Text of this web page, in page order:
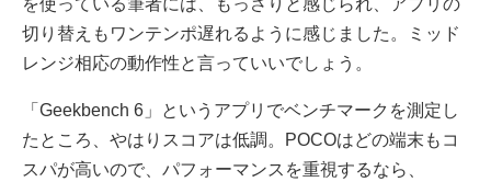
を使っている筆者には、もっさりと感じられ、アプリの
切り替えもワンテンポ遅れるように感じました。ミッド
レンジ相応の動作性と言っていいでしょう。
「Geekbench 6」というアプリでベンチマークを測定し
たところ、やはりスコアは低調。POCOはどの端末もコ
スパが高いので、パフォーマンスを重視するなら、